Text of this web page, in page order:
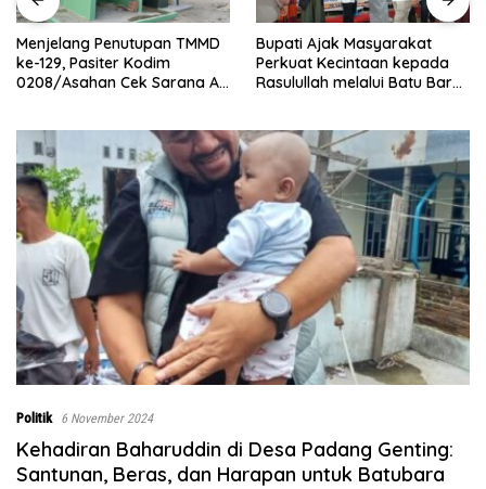
Bupati Ajak Masyarakat
Perkuat Kecintaan kepada
Rasulullah melalui Batu Bara
Abaikan Hari Libur, Pasiter
Kodim 0208/Asahan Kontrol
Renovasi MCK Mushollah Al
Politik 6 November 2024
Kehadiran Baharuddin di Desa Padang Genting:
Santunan, Beras, dan Harapan untuk Batubara